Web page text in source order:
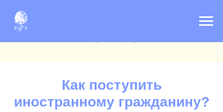
Инструкция о поступлении на бакалавриат и специалитет для
Как поступить
иностранному гражданину?